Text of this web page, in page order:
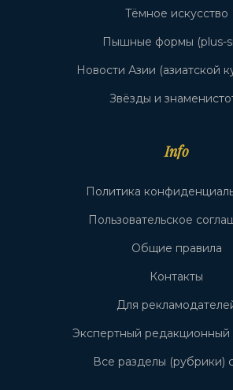
Тёмное искусство
Пышные формы (plus-
Новости Азии (азиатской
Звёзды и
Info
Политика
Пользовательское
Общие правила
Контакты
Для
Экспертный редакционный
Все разделы (рубрики)